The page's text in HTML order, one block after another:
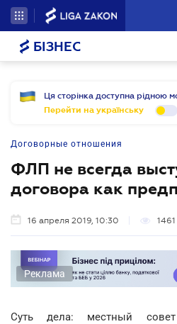
БІЗНЕС
Ця сторінка доступна рідною
Перейти на українську
Договорные отношения
ФЛП не всегда
договора как
16 апреля 2019, 10:30 1461
Реклама
Суть дела: местный